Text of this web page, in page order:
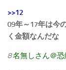
>>12
09年～17年は今
く金額なんだな
8名無しさん＠